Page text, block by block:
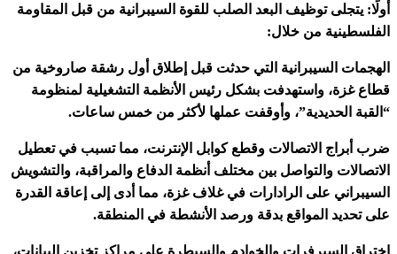
أولًا: يتجلى توظيف البعد الصلب للقوة السيبرانية من قبل المقاومة
الفلسطينية من خلال:
الهجمات السيبرانية التي حدثت قبل إطلاق أول رشقة صاروخية من
قطاع غزة، واستهدفت بشكل رئيس الأنظمة التشغيلية لمنظومة
“القبة الحديدية”، وأوقفت عملها لأكثر من خمس ساعات.
ضرب أبراج الاتصالات وقطع كوابل الإنترنت، مما تسبب في تعطيل
الاتصالات والتواصل بين مختلف أنظمة الدفاع والمراقبة، والتشويش
السيبراني على الرادارات في غلاف غزة، مما أدى إلى إعاقة القدرة
على تحديد المواقع بدقة ورصد الأنشطة في المنطقة.
اختراق السيرفرات والخوادم والسيطرة على مراكز تخزين البيانات،